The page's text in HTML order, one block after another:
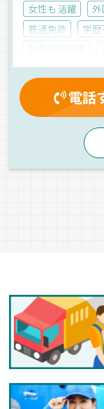
女性も活躍
普通免許
学
社内イベント
拠点多数
ETC搭載
AT可
菓子
普通車
業務
電話